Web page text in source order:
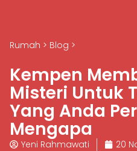
Rumah > Blog >
Kempen
Misteri Untuk
Yang Anda
Mengapa
Yeni Rahmawati 20